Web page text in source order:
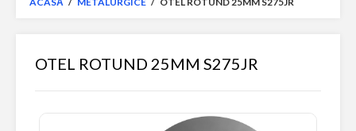
OTEL ROTUND 25MM S275JR